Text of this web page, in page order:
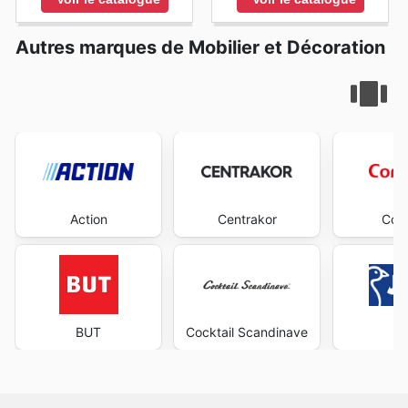
Autres marques de Mobilier et Décoration
Action
BUT
Centrakor
Cocktail Scandinave